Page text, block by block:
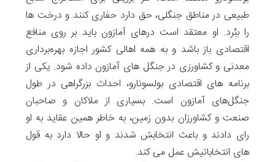
طبیعی در مناطق جنگلی، حق دارد حفاری کنند و درخت ها
را ببُرد. او معتقد است درهای آمازون باید بر روی منافع
اقتصادی باز باشد و به همه اهالی کشور اجازه بهره‌برداری
معدنی و کشاورزی در جنگل های آمازون داده شود. یکی از
برنامه های اقتصادی بولسونارو، احداث بزرگراهی در طول
جنگل‌های آمازون است. بسیاری از ملاکان و صاحبان
صنعت و کشاورزان بدون زمین، به خاطر همین عقاید به او
رای دادند و باعث انتخابش شدند و او حالا دارد به قول
های انتخاباتیش عمل می کند.